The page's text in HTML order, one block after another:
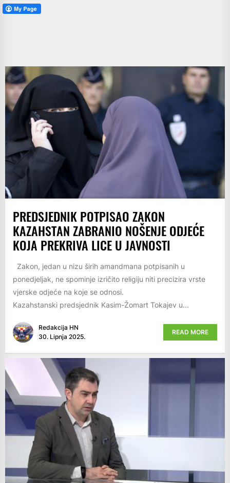
PREDSJEDNIK POTPISAO ZAKON
KAZAHSTAN ZABRANIO NOŠENJE ODJEĆE
KOJA PREKRIVA LICE U JAVNOSTI
Zakon, jedan u nizu širih amandmana potpisanih u
ponedjeljak, ne spominje izričito religiju niti precizira vrste
vjerske odjeće na koje se odnosi.
Kazahstanski predsjednik Kasim-Žomart Tokajev u...
Redakcija HN
30. Lipnja 2025.
READ MORE